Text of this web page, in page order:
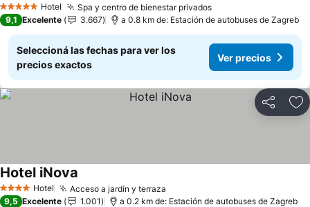
5 Estrellas Hotel Spa y centro de bienestar privados
9,1 Excelente 3.667 a 0.8 km de: Estación de autobuses de Zagreb
Seleccioná las fechas para ver los
precios exactos
Ver precios
Compartir
4 EstrellasHotel Acceso a jardín y terraza
Hotel iNova
9,5 Excelente 1.001 a 0.2 km de: Estación de autobuses de Zagreb